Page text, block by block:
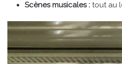
Scènes musicales : tout au